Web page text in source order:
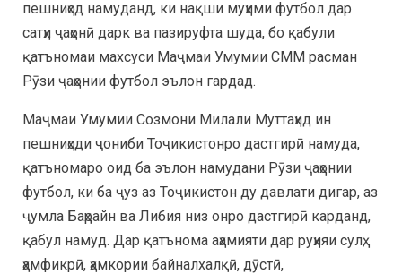
пешниҳод намуданд, ки нақши муҳими футбол дар
сатҳи ҷаҳонӣ дарк ва пазируфта шуда, бо қабули
қатъномаи махсуси Маҷмаи Умумии СММ расман
Рӯзи ҷаҳонии футбол эълон гардад.
Маҷмаи Умумии Созмони Милали Муттаҳид ин
пешниҳоди ҷониби Тоҷикистонро дастгирӣ намуда,
қатъномаро оид ба эълон намудани Рӯзи ҷаҳонии
футбол, ки ба ҷуз аз Тоҷикистон ду давлати дигар, аз
ҷумла Баҳрайн ва Либия низ онро дастгирӣ карданд,
қабул намуд. Дар қатънома аҳамияти дар руҳияи сулҳ,
ҳамфикрӣ, ҳамкории байналхалқӣ, дӯстӣ,